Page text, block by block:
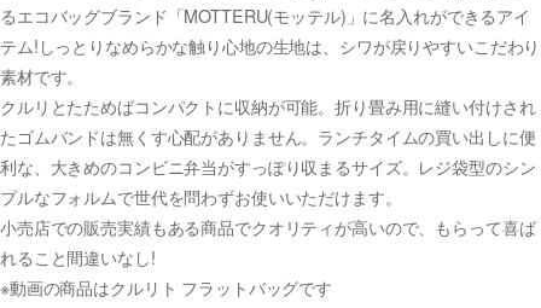
るエコバッグブランド「MOTTERU(モッテル)」に名入れができるアイ
テム!しっとりなめらかな触り心地の生地は、シワが戻りやすいこだわり
素材です。
クルリとたためばコンパクトに収納が可能。折り畳み用に縫い付けされ
たゴムバンドは無くす心配がありません。ランチタイムの買い出しに便
利な、大きめのコンビニ弁当がすっぽり収まるサイズ。レジ袋型のシン
プルなフォルムで世代を問わずお使いいただけます。
小売店での販売実績もある商品でクオリティが高いので、もらって喜ば
れること間違いなし!
※動画の商品はクルリト フラットバッグです